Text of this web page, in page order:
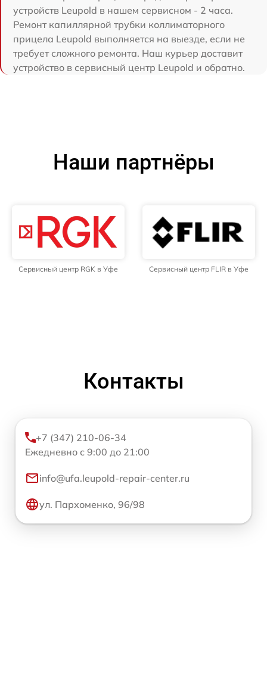
устройств Leupold в нашем сервисном - 2 часа.
Ремонт капиллярной трубки коллиматорного
прицела Leupold выполняется на выезде, если не
требует сложного ремонта. Наш курьер доставит
устройство в сервисный центр Leupold и обратно.
Наши партнёры
Сервисный центр RGK в Уфе Сервисный центр FLIR в Уфе
Контакты
+7 (347) 210-06-34
Ежедневно с 9:00 до 21:00
info@ufa.leupold-repair-center.ru
ул. Пархоменко, 96/98